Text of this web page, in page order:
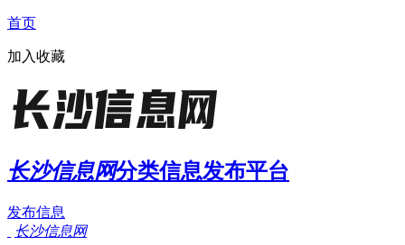
首页
加入收藏
长沙信息网分类信息发布平台
发布信息
长沙信息网